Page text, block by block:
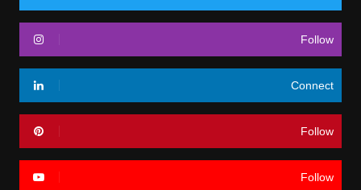
Follow
Connect
Follow
Follow